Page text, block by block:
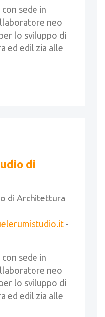
sede in
neo
lo sviluppo di
ed edilizia alle
di
di Architettura
-
sede in
neo
lo sviluppo di
ed edilizia alle